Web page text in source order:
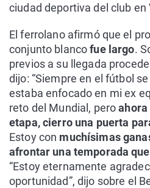
ciudad deportiva del club en
El ferrolano afirmó que el
conjunto blancofue largo.
previos a su llegada
dijo: “Siempre en el fútbol
estaba enfocado en mi ex
reto del Mundial, peroahora
etapa, cierro una puerta
Estoy con muchísimas
afrontar una temporada
“Estoy eternamente
oportunidad”, dijo sobre el